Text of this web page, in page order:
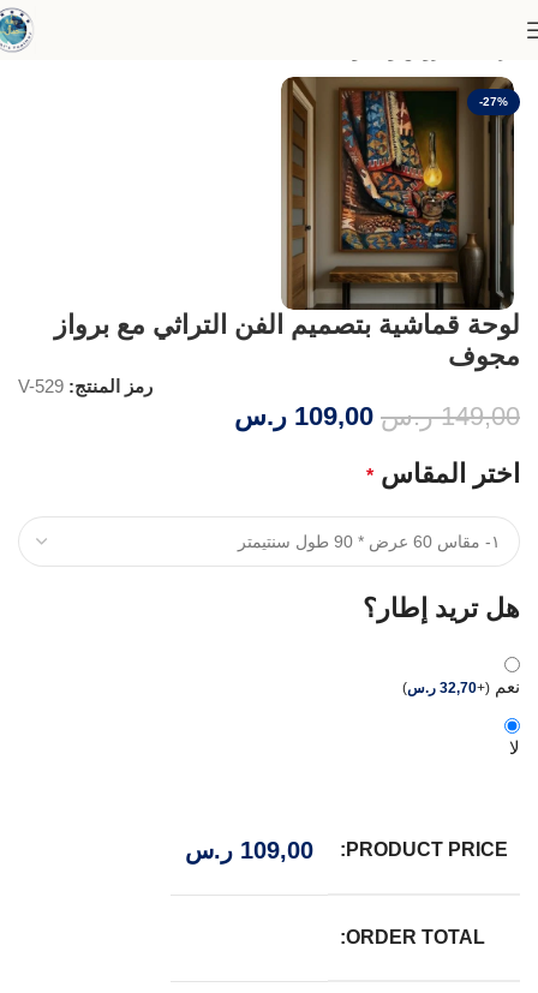
-27%
لوحة قماشية بتصميم الفن التراثي مع برواز
مجوف
رمز المنتج: V-529
149,00 ر.س 109,00 ر.س
اختر المقاس *
هل تريد إطار؟
نعم (
+
32,70 ر.س)
لا
PRODUCT PRICE:
109,00 ر.س
ORDER TOTAL: